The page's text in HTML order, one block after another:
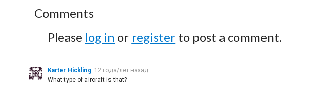
Comments
Please log in or register to post a comment.
Karter Hickling 12 года/лет назад
What type of aircraft is that?